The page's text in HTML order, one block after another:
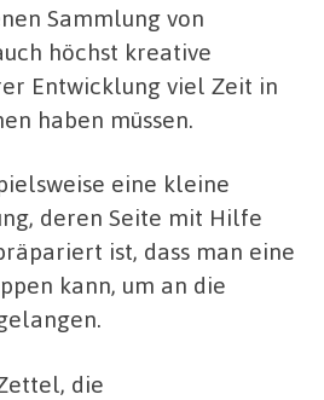
Sammlung von
höchst kreative
Entwicklung viel Zeit in
haben müssen.
eine kleine
deren Seite mit Hilfe
ist, dass man eine
kann, um an die
die